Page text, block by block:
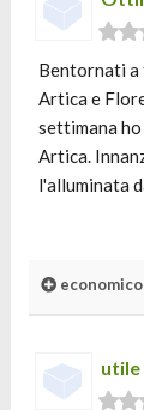
Bentornati a
Artica e
settimana
Artica.
l'alluminata
utile